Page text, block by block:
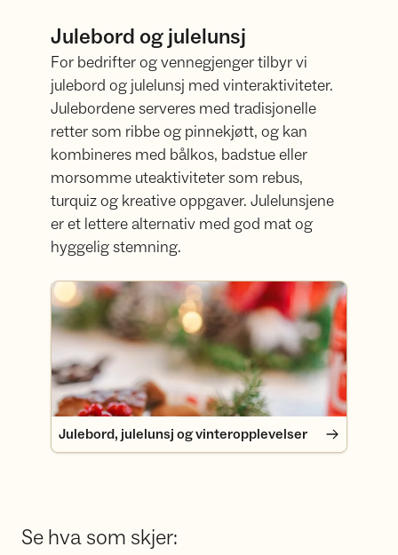
Julebord og julelunsj
For bedrifter og vennegjenger tilbyr vi
julebord og julelunsj med vinteraktiviteter.
Julebordene serveres med tradisjonelle
retter som ribbe og pinnekjøtt, og kan
kombineres med bålkos, badstue eller
morsomme uteaktiviteter som rebus,
turquiz og kreative oppgaver. Julelunsjene
er et lettere alternativ med god mat og
hyggelig stemning.
Julebord, julelunsj og vinteropplevelser
Julebord, julelunsj og vinteropplevelser
Se hva som skjer: